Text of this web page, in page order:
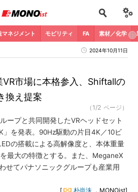
マネジメント モビリティ FA 素材／化学
2024年10月11日
市場に本格参入、Shiftallの
換え提案
（1/2 ページ）
ープと共同開発したVRヘッドセット
」を発表。90Hz駆動の片目4K／10ビ
の搭載による高解像度と、本体重量
最大の特徴とする。また、MeganeX
せてパナソニックグループも産業用
[ 朴尚洙 ，MONOist]